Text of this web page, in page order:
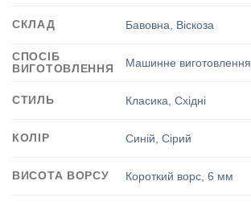
СКЛАД Бавовна Віскоза
СПОСІБ
ВИГОТОВЛЕННЯ
Машинне виготовлення
СТИЛЬ Класика ,Східні
КОЛІР Синій ,Сірий
ВИСОТА ВОРСУ Короткий ворс ,6 мм